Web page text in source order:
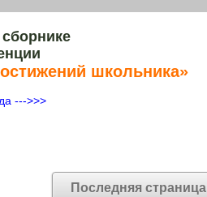
школьника»
--->>>
Последняя страница